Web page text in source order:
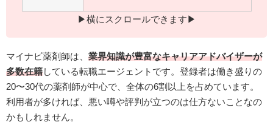
▶︎横にスクロールできます▶︎
マイナビ薬剤師は、 業界知識が豊富なキャリアアドバイザーが
多数在籍 している転職エージェントです。登録者は働き盛りの
20〜30代の薬剤師が中心で、全体の6割以上を占めています。
利用者が多ければ、悪い噂や評判が立つのは仕方ないことなの
かもしれません。